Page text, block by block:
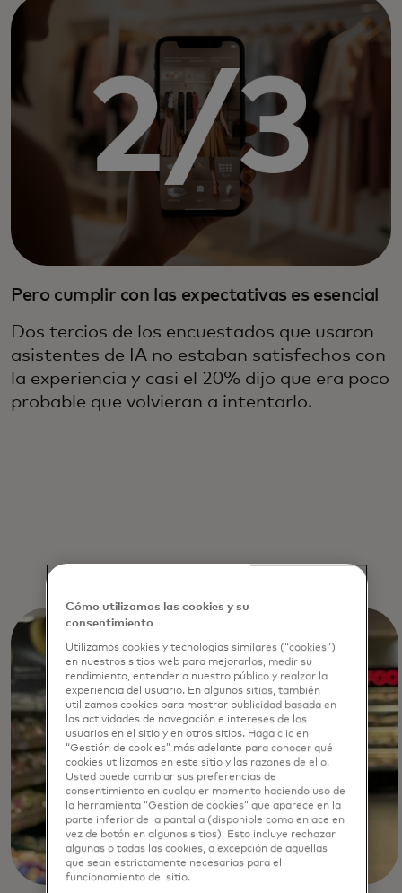
Pero cumplir con las expectativas es esencial
Dos tercios de los encuestados que usaron
asistentes de IA no estaban satisfechos con
la experiencia y casi el 20% dijo que era poco
probable que volvieran a intentarlo.
Cómo utilizamos las cookies y su
consentimiento
Utilizamos cookies y tecnologías similares (“cookies”)
en nuestros sitios web para mejorarlos, medir su
rendimiento, entender a nuestro público y realzar la
experiencia del usuario. En algunos sitios, también
utilizamos cookies para mostrar publicidad basada en
las actividades de navegación e intereses de los
usuarios en el sitio y en otros sitios. Haga clic en
“Gestión de cookies” más adelante para conocer qué
cookies utilizamos en este sitio y las razones de ello.
Usted puede cambiar sus preferencias de
consentimiento en cualquier momento haciendo uso de
la herramienta “Gestión de cookies” que aparece en la
parte inferior de la pantalla (disponible como enlace en
vez de botón en algunos sitios). Esto incluye rechazar
algunas o todas las cookies, a excepción de aquellas
que sean estrictamente necesarias para el
funcionamiento del sitio.